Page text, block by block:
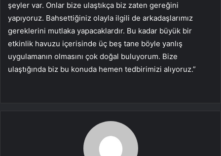
şeyler var. Onlar bize ulaştıkça biz zaten gereğini
yapıyoruz. Bahsettiğiniz olayla ilgili de arkadaşlarımız
gereklerini mutlaka yapacaklardır. Bu kadar büyük bir
etkinlik havuzu içerisinde üç beş tane böyle yanlış
uygulamanın olmasını çok doğal buluyorum. Bize
ulaştığında biz bu konuda hemen tedbirimizi alıyoruz.”